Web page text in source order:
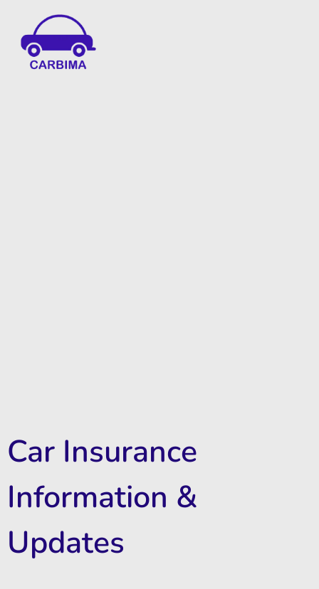
Car Insurance
Information &
Updates